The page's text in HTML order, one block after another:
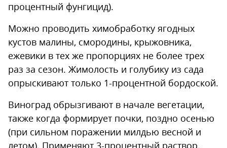
процентный фунгицид).
Можно проводить химобработку ягодных
кустов малины, смородины, крыжовника,
ежевики в тех же пропорциях не более трех
раз за сезон. Жимолость и голубику из сада
опрыскивают только 1-процентной бордоской.
Виноград обрызгивают в начале вегетации,
также когда формирует почки, поздно осенью
(при сильном поражении милдью весной и
летом). Применяют 3-процентный раствор.